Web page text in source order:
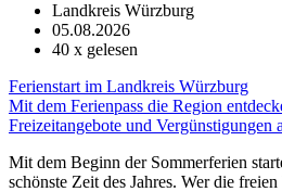
Landkreis Würzburg
05.08.2026
40 x gelesen
Ferienstart im Landkreis Würzburg
Mit dem Ferienpass die Region
Freizeitangebote und Vergünstigungen
Mit dem Beginn der Sommerferien
schönste Zeit des Jahres. Wer die